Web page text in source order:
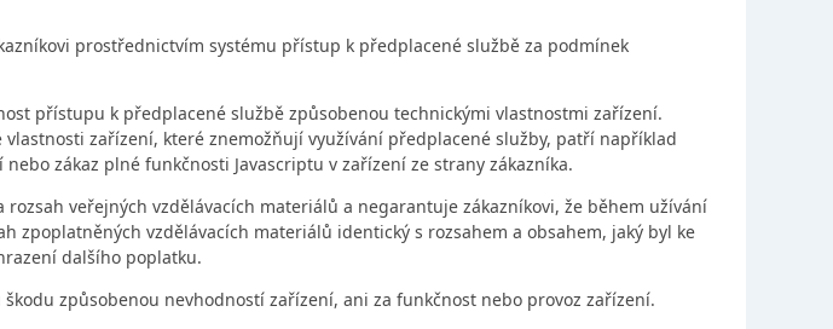
prostřednictvím systému přístup k předplacené službě za podmínek
přístupu k předplacené službě způsobenou technickými vlastnostmi zařízení.
vlastnosti zařízení, které znemožňují využívání předplacené služby, patří například
zákaz plné funkčnosti Javascriptu v zařízení ze strany zákazníka.
rozsah veřejných vzdělávacích materiálů a negarantuje zákazníkovi, že během užívání
zpoplatněných vzdělávacích materiálů identický s rozsahem a obsahem, jaký byl ke
dalšího poplatku.
škodu způsobenou nevhodností zařízení, ani za funkčnost nebo provoz zařízení.